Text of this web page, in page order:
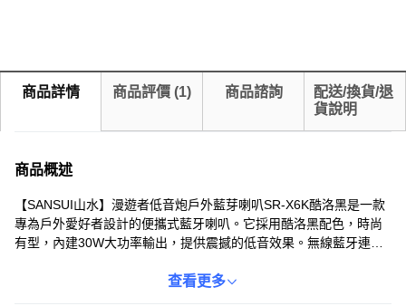
商品詳情 商品評價 (1) 商品諮詢
配送/換貨/退
貨說明
商品概述
【SANSUI山水】漫遊者低音炮戶外藍芽喇叭SR-X6K酷洛黑是一款
專為戶外愛好者設計的便攜式藍牙喇叭。它採用酷洛黑配色，時尚
有型，內建30W大功率輸出，提供震撼的低音效果。無線藍牙連
IPX5防水等級，無懼風雨，讓您在戶外也能安心使用。附贈收納
查看更多